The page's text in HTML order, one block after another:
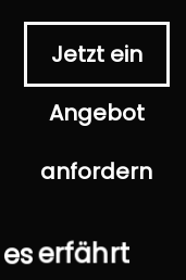
Jetzt ein
Angebot
anfordern
eserfährt